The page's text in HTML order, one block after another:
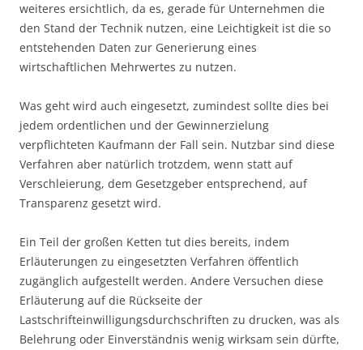
weiteres ersichtlich, da es, gerade für Unternehmen die
den Stand der Technik nutzen, eine Leichtigkeit ist die so
entstehenden Daten zur Generierung eines
wirtschaftlichen Mehrwertes zu nutzen.
Was geht wird auch eingesetzt, zumindest sollte dies bei
jedem ordentlichen und der Gewinnerzielung
verpflichteten Kaufmann der Fall sein. Nutzbar sind diese
Verfahren aber natürlich trotzdem, wenn statt auf
Verschleierung, dem Gesetzgeber entsprechend, auf
Transparenz gesetzt wird.
Ein Teil der großen Ketten tut dies bereits, indem
Erläuterungen zu eingesetzten Verfahren öffentlich
zugänglich aufgestellt werden. Andere Versuchen diese
Erläuterung auf die Rückseite der
Lastschrifteinwilligungsdurchschriften zu drucken, was als
Belehrung oder Einverständnis wenig wirksam sein dürfte,